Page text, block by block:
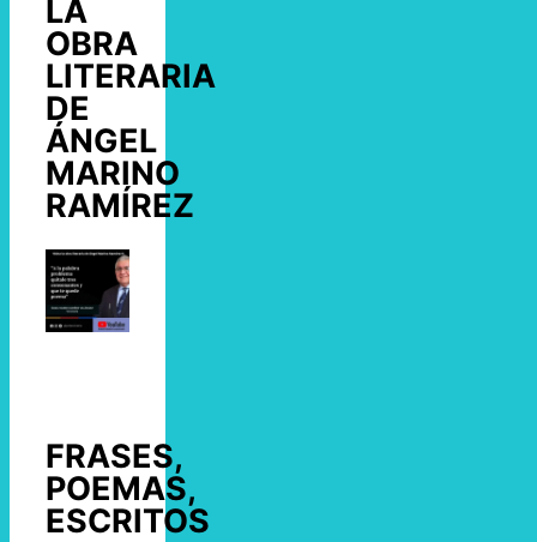
LA
OBRA
LITERARIA
DE
ÁNGEL
MARINO
RAMÍREZ
FRASES,
POEMAS,
ESCRITOS